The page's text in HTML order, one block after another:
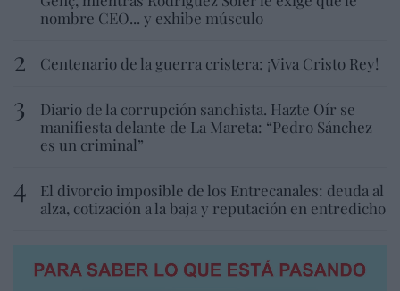
nombre CEO... y exhibe músculo
Centenario de la guerra cristera: ¡Viva Cristo Rey!
Diario de la corrupción sanchista. Hazte Oír se
manifiesta delante de La Mareta: “Pedro Sánchez
es un criminal”
El divorcio imposible de los Entrecanales: deuda al
alza, cotización a la baja y reputación en entredicho